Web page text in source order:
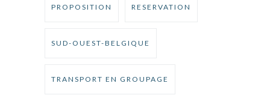
PROPOSITION RESERVATION
SUD-OUEST-BELGIQUE
TRANSPORT EN GROUPAGE